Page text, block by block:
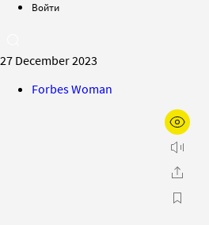
Войти
27 December 2023
Forbes Woman